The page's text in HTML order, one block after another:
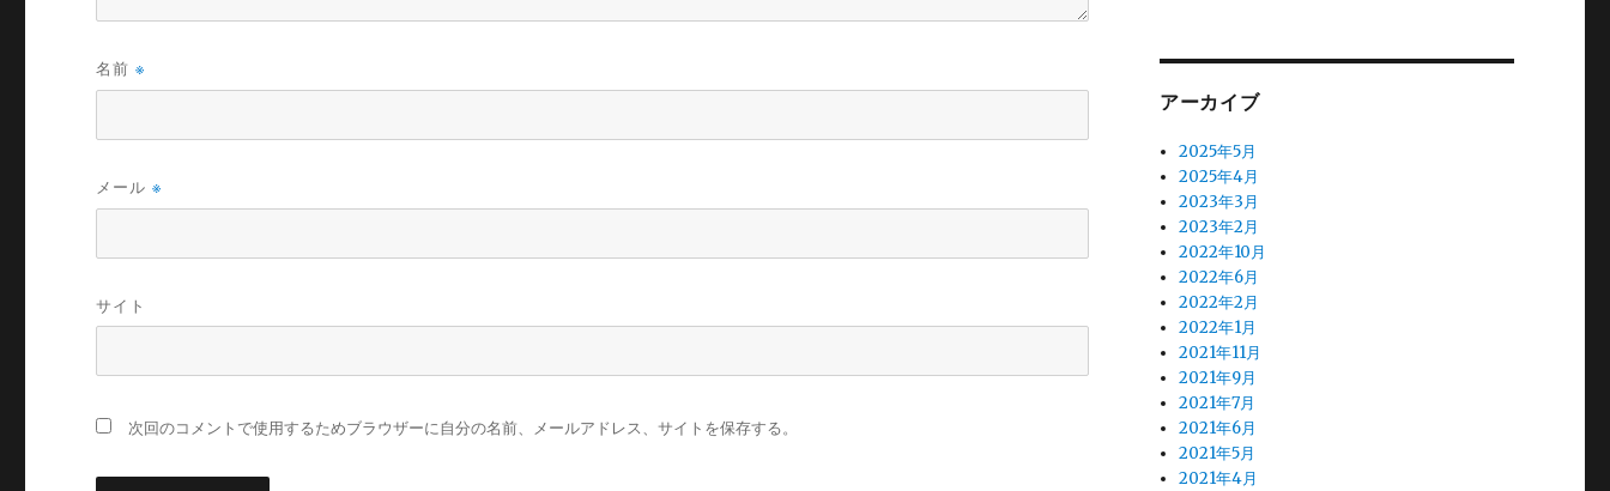
名前※
メール※
サイト
次回のコメントで使用するためブラウザーに自分の名前、メールアドレス、サイトを保存する。
アーカイブ
2025年5月
2025年4月
2023年3月
2023年2月
2022年10月
2022年6月
2022年2月
2022年1月
2021年11月
2021年9月
2021年7月
2021年6月
2021年5月
2021年4月